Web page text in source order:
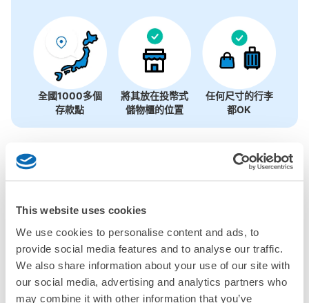
This website uses cookies
We use cookies to personalise content and ads, to
provide social media features and to analyse our traffic.
We also share information about your use of our site with
our social media, advertising and analytics partners who
may combine it with other information that you’ve
全國1000多個
存款點
將其放在投幣式
儲物櫃的位置
任何尺寸的行李
都OK
事先用手機預約
檢查收費方案
手提包尺寸
¥500/日
最長邊未滿45cm的行李（小型背包、手提包、手提行李
常見問題